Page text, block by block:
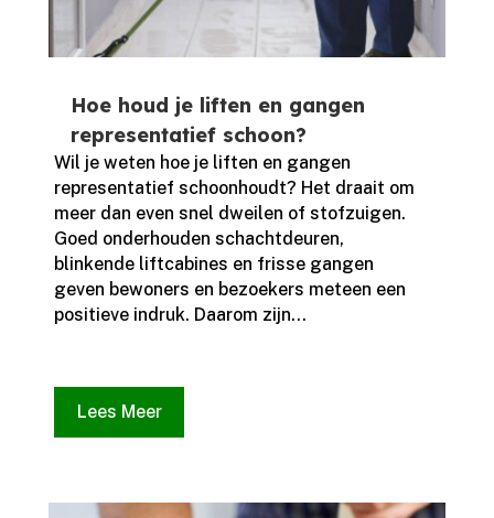
Hoe houd je liften en gangen
representatief schoon?
Wil je weten hoe je liften en gangen
representatief schoonhoudt? Het draait om
meer dan even snel dweilen of stofzuigen.​
Goed onderhouden schachtdeuren,
blinkende liftcabines en frisse gangen
geven bewoners en bezoekers meteen een
positieve indruk.​ Daarom zijn...
Lees Meer